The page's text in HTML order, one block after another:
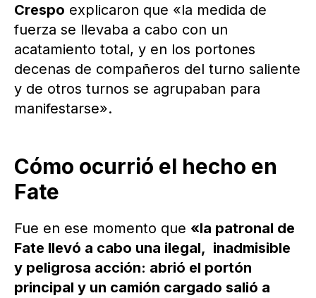
Crespo explicaron que «la medida de
fuerza se llevaba a cabo con un
acatamiento total, y en los portones
decenas de compañeros del turno saliente
y de otros turnos se agrupaban para
manifestarse».
Cómo ocurrió el hecho en
Fate
Fue en ese momento que «la patronal de
Fate llevó a cabo una ilegal, inadmisible
y peligrosa acción: abrió el portón
principal y un camión cargado salió a